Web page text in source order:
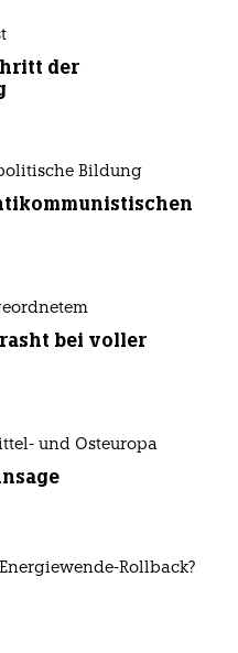
der
Bildung
bei voller
und Osteuropa
Rollback?